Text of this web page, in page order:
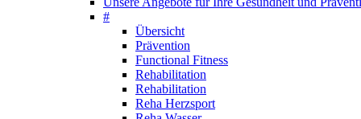
#
Übersicht
Prävention
Functional Fitness
Rehabilitation
Rehabilitation
Reha Herzsport